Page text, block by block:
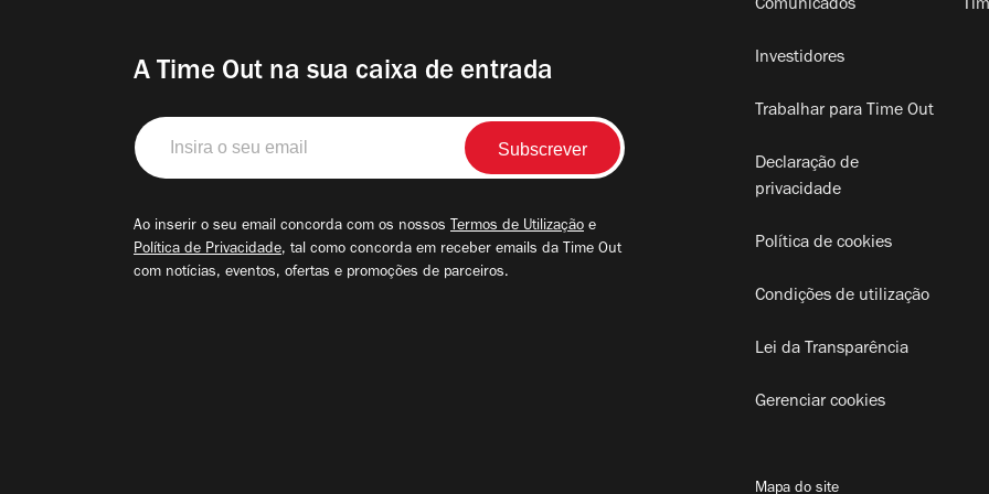
A Time Out na sua caixa de entrada
Insira
o
seu
Ao inserir o seu email concorda com os nossos Termos de Utilização e
Política de Privacidade, tal como concorda em receber emails da Time Out
com notícias, eventos, ofertas e promoções de parceiros.
Comunicados
Investidores
Trabalhar para Time Out
Declaração de
privacidade
Política de cookies
Condições de utilização
Lei da Transparência
Gerenciar cookies
Mapa do site